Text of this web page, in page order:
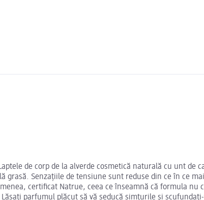
de corp de la alverde cosmetică naturală cu unt de
grasă. Senzațiile de tensiune sunt reduse din ce în ce
certificat Natrue, ceea ce înseamnă că formula
parfumul plăcut să vă seducă simțurile și